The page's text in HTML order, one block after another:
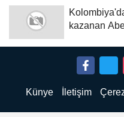
kazanan
Künye İletişim